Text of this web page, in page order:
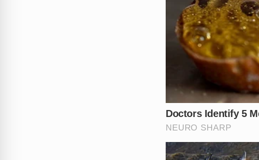
com Jesus é a solução ideal para o